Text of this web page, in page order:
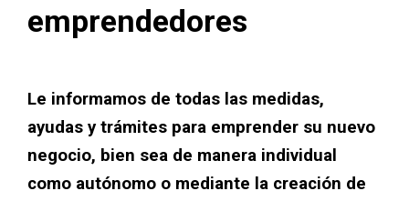
emprendedores
Le informamos de todas las medidas,
ayudas y trámites para emprender su nuevo
negocio, bien sea de manera individual
como autónomo o mediante la creación de